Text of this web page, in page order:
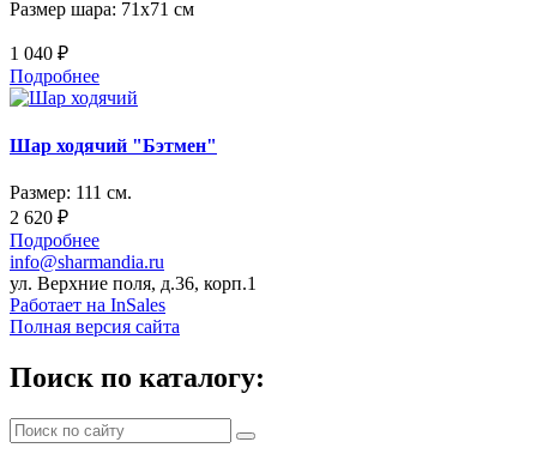
Размер шара: 71х71 см
1 040 ₽
Подробнее
Шар ходячий "Бэтмен"
Размер: 111 см.
2 620 ₽
Подробнее
info@sharmandia.ru
ул. Верхние поля, д.36, корп.1
Работает на InSales
Полная версия сайта
Поиск по каталогу: